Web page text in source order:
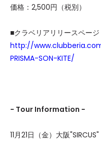
価格：2,500円（税別）
■クラベリアリリースページ
http://
PRISMA-SON-KITE/
- Tour Information -
11月21日（金）大阪"SIRCUS"